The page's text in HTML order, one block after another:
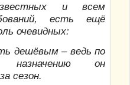
и всем
есть ещё
очевидных:
дешёвым – ведь по
назначению он
сезон.